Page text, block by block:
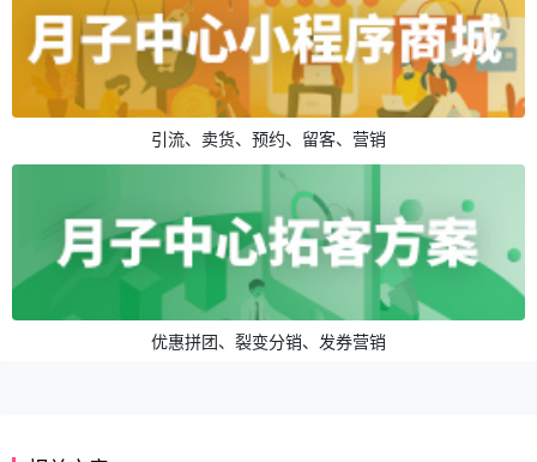
引流、卖货、预约、留客、营销
优惠拼团、裂变分销、发券营销